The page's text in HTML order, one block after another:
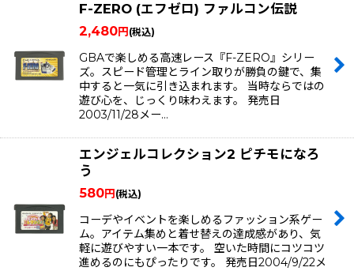
F-ZERO (エフゼロ) ファルコン伝説
2,480円 (税込)
GBAで楽しめる高速レース『F-ZERO』シリー
ズ。スピード管理とライン取りが勝負の鍵で、集
中すると一気に引き込まれます。 当時ならではの
遊び心を、じっくり味わえます。 発売日
2003/11/28メー…
エンジェルコレクション2 ピチモになろ
う
580円 (税込)
コーデやイベントを楽しめるファッション系ゲー
ム。アイテム集めと着せ替えの達成感があり、気
軽に遊びやすい一本です。 空いた時間にコツコツ
進めるのにもぴったりです。 発売日2004/9/22メ